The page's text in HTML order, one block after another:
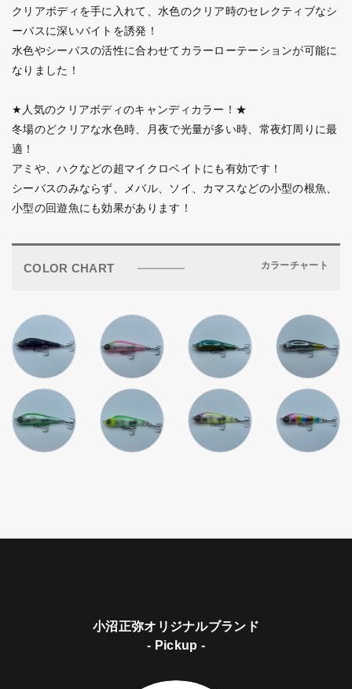
クリアボディを手に入れて、水色のクリア時のセレクティブなシ
ーバスに深いバイトを誘発！
水色やシーバスの活性に合わせてカラーローテーションが可能に
なりました！
★人気のクリアボディのキャンディカラー！★
冬場のどクリアな水色時、月夜で光量が多い時、常夜灯周りに最
適！
アミや、ハクなどの超マイクロベイトにも有効です！
シーバスのみならず、メバル、ソイ、カマスなどの小型の根魚、
小型の回遊魚にも効果があります！
COLOR CHART カラーチャート
小沼正弥オリジナルブランド
- Pickup -